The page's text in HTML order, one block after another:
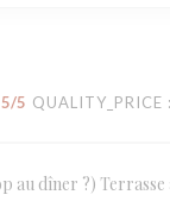
5/5 QUALITY_PRICE
au dîner ?)